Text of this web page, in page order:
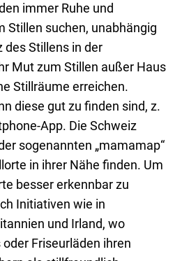
immer Ruhe und
Stillen suchen, unabhängig
des Stillens in der
Mut zum Stillen außer Haus
Stillräume erreichen.
diese gut zu finden sind, z.
App. Die Schweiz
sogenannten „mamamap“
in ihrer Nähe finden. Um
besser erkennbar zu
Initiativen wie in
und Irland, wo
Friseurläden ihren